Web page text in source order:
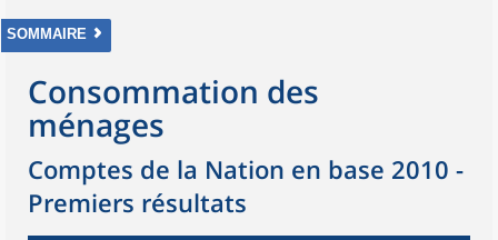
SOMMAIRE
Consommation des
ménages
Comptes de la Nation en base 2010 -
Premiers résultats